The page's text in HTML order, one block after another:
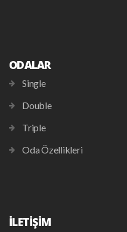
ODALAR
Single
Double
Triple
Oda Özellikleri
İLETİŞİM